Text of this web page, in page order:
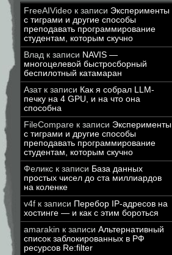
FreeAIVideo к записи Эксперименты
с тиграми и другие способы
преподавать программирование
студентам, которым скучно
Влад к записи NAVIS —
многоцелевой быстросборный
беспилотный катамаран
Азатк записи Как я собрал LLM-
печку на 4 GPU, и на что она
способна
FileCompare к записи Эксперименты
с тиграми и другие способы
преподавать программирование
студентам, которым скучно
Феликс к записи База данных
простых чисел до ста миллиардов
на коленке
v4f к записи Перебор IP-адресов на
хостинге — и как с этим бороться
amarakin к записи Альтернативный
список заблокированных в РФ
ресурсов Re:filter